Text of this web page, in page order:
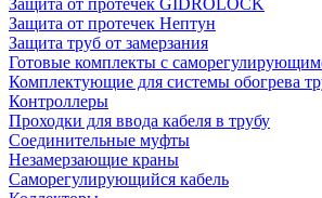
Защита от протечек Нептун
Защита труб от замерзания
Готовые комплекты с
Комплектующие для системы обогрева
Контроллеры
Проходки для ввода кабеля в трубу
Соединительные муфты
Незамерзающие краны
Саморегулирующийся кабель